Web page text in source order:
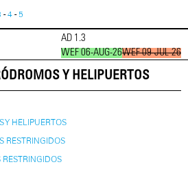
-4 -5
AD 1.3
WEF 06-AUG-26WEF 09-JUL-26
Y HELIPUERTOS
Y HELIPUERTOS
RESTRINGIDOS